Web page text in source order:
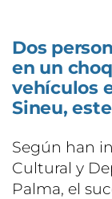
Dos
en un
vehículos
Sineu,
Según han
Cultural y
Palma, el